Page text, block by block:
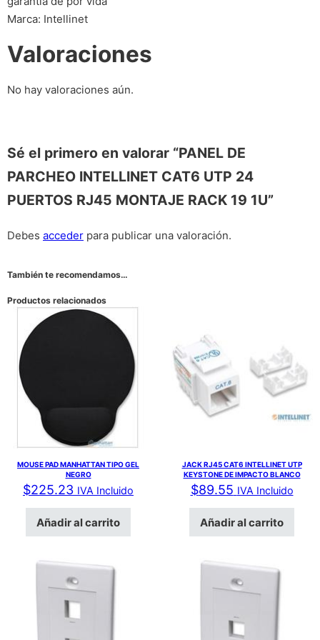
Marca: Intellinet
Valoraciones
No hay valoraciones aún.
Sé el primero en valorar “PANEL DE
PARCHEO INTELLINET CAT6 UTP 24
PUERTOS RJ45 MONTAJE RACK 19 1U”
Debes acceder para publicar una valoración.
También te recomendamos…
Productos relacionados
MOUSE PAD MANHATTAN TIPO GEL
NEGRO
$225.23 IVA Incluido
Añadir al carrito
JACK RJ45 CAT6 INTELLINET UTP
KEYSTONE DE IMPACTO BLANCO
$89.55 IVA Incluido
Añadir al carrito